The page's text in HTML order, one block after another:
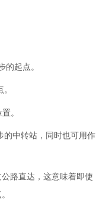
起点。
。
的中转站，同时也可用作
路直达，这意味着即使